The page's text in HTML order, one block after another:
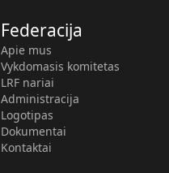
Federacija
Apie mus
Vykdomasis komitetas
LRF nariai
Administracija
Logotipas
Dokumentai
Kontaktai